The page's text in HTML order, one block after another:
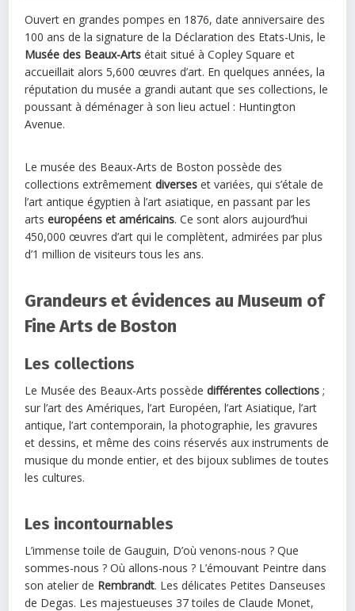
Ouvert en grandes pompes en 1876, date anniversaire des
100 ans de la signature de la Déclaration des Etats-Unis, le
Musée des Beaux-Arts était situé à Copley Square et
accueillait alors 5,600 œuvres d’art. En quelques années, la
réputation du musée a grandi autant que ses collections, le
poussant à déménager à son lieu actuel : Huntington
Avenue.
Le musée des Beaux-Arts de Boston possède des
collections extrêmementdiverses et variées, qui s’étale de
l’art antique égyptien à l’art asiatique, en passant par les
artseuropéens et américains. Ce sont alors aujourd’hui
450,000 œuvres d’art qui le complètent, admirées par plus
d’1 million de visiteurs tous les ans.
Grandeurs et évidences au Museum of
Fine Arts de Boston
Les collections
Le Musée des Beaux-Arts possède différentes collections ;
sur l’art des Amériques, l’art Européen, l’art Asiatique, l’art
antique, l’art contemporain, la photographie, les gravures
et dessins, et même des coins réservés aux instruments de
musique du monde entier, et des bijoux sublimes de toutes
les cultures.
Les incontournables
L’immense toile de Gauguin, D’où venons-nous ? Que
sommes-nous ? Où allons-nous ? L’émouvant Peintre dans
son atelier de Rembrandt. Les délicates Petites Danseuses
de Degas. Les majestueuses 37 toiles de Claude Monet,